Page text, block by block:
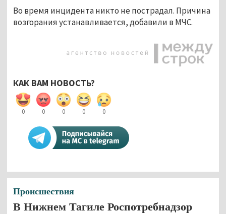
Во время инцидента никто не пострадал. Причина
возгорания устанавливается, добавили в МЧС.
КАК ВАМ НОВОСТЬ?
0 0 0 0 0
Происшествия
В Нижнем Тагиле Роспотребнадзор